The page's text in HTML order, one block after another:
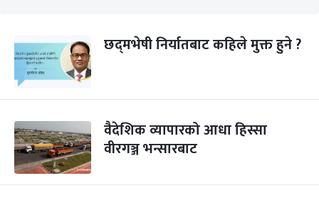
छद्‌मभेषी निर्यातबाट कहिले मुक्त हुने ?
वैदेशिक व्यापारको आधा हिस्सा
वीरगञ्ज भन्सारबाट